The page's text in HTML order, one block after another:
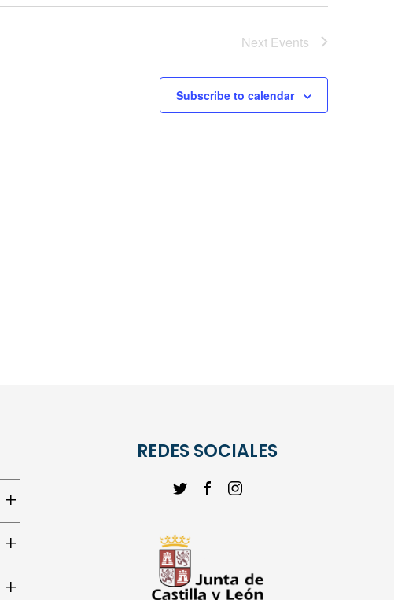
Next Events
Subscribe to calendar
REDES SOCIALES